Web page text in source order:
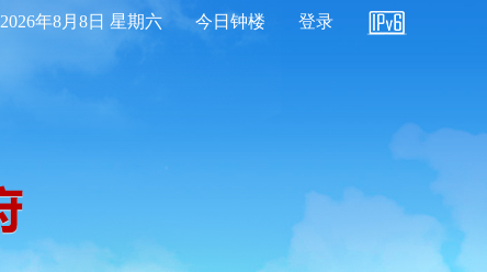
2026年8月8日 星期六 今日钟楼 登录